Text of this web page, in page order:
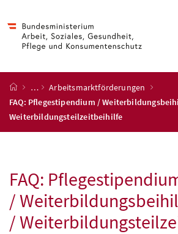
Startseite
…
Arbeitsmarktförderungen
FAQ: Pflegestipendium /
Weiterbildungsteilzeitbeihilfe
FAQ:
/
/